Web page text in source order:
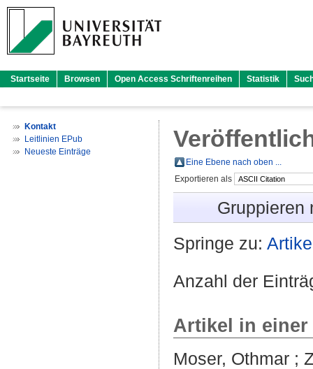
Startseite Browsen Open Access Schriftenreihen Statistik
Kontakt
Leitlinien EPub
Neueste Einträge
Eine Ebene nach oben ...
Exportieren als
Gruppieren
Springe zu:
Anzahl der
Artikel in
Moser, Othmar ;